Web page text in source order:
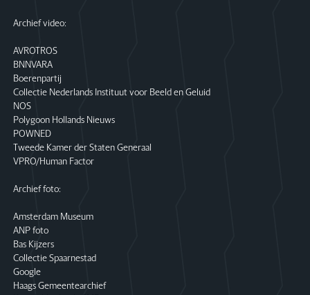
Archief video:
AVROTROS
BNNVARA
Boerenpartij
Collectie Nederlands Instituut voor Beeld en Geluid
NOS
Polygoon Hollands Nieuws
POWNED
Tweede Kamer der Staten Generaal
VPRO/Human Factor
Archief foto:
Amsterdam Museum
ANP foto
Bas Kijzers
Collectie Spaarnestad
Google
Haags Gemeentearchief